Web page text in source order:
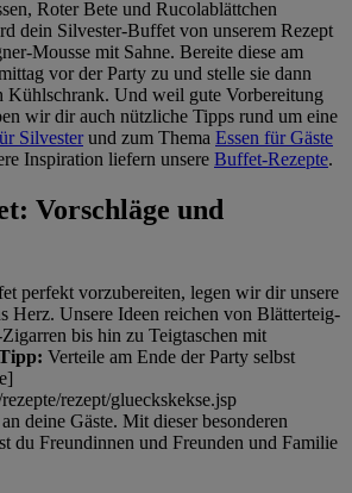
Roter Bete und Rucolablättchen
dein Silvester-Buffet von unserem Rezept
Mousse mit Sahne. Bereite diese am
vor der Party zu und stelle sie dann
Kühlschrank. Und weil gute Vorbereitung
wir dir auch nützliche Tipps rund um eine
Silvesterund zum Thema Essen für Gäste
Inspiration liefern unsere Buffet-Rezepte.
Vorschläge und
perfekt vorzubereiten, legen wir dir unsere
Herz. Unsere Ideen reichen von Blätterteig-
bis hin zu Teigtaschen mit
Verteile am Ende der Party selbst
rezept/glueckskekse.jsp
deine Gäste. Mit dieser besonderen
du Freundinnen und Freunden und Familie